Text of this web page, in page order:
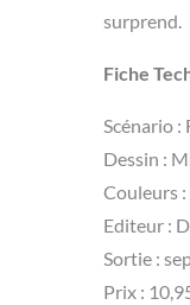
surprend.
Fiche
Scénario :
Dessin :
Couleurs
Editeur :
Sortie :
Prix :